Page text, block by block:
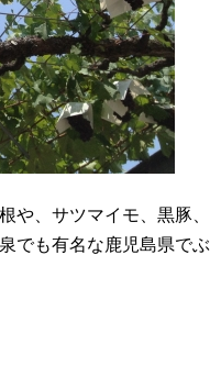
や、サツマイモ、黒豚、
でも有名な鹿児島県でぶ